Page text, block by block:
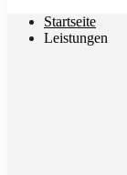
Startseite
Leistungen